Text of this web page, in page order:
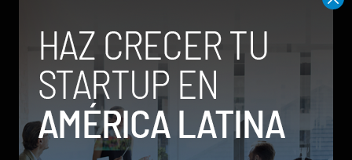
Nequi anuncia que pronto operará como compañía